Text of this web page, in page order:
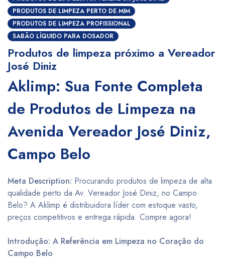
PRODUTOS DE LIMPEZA PERTO DE MIM
PRODUTOS DE LIMPEZA PROFISSIONAL
SABÃO LÍQUIDO PARA DOSADOR
Produtos de limpeza próximo a Vereador
José Diniz
Aklimp: Sua Fonte Completa
de Produtos de Limpeza na
Avenida Vereador José Diniz,
Campo Belo
Meta Description: Procurando produtos de limpeza de alta
qualidade perto da Av. Vereador José Diniz, no Campo
Belo? A Aklimp é distribuidora líder com estoque vasto,
preços competitivos e entrega rápida. Compre agora!
Introdução: A Referência em Limpeza no Coração do
Campo Belo